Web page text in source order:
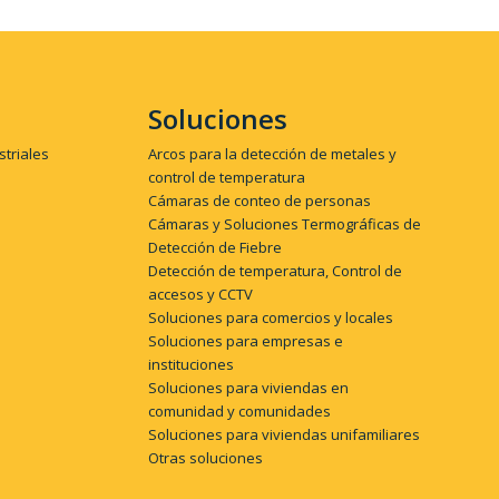
Soluciones
Arcos para la detección de metales y
control de temperatura
Cámaras de conteo de personas
Cámaras y Soluciones Termográficas de
Detección de Fiebre
Detección de temperatura, Control de
accesos y CCTV
Soluciones para comercios y locales
Soluciones para empresas e
instituciones
Soluciones para viviendas en
comunidad y comunidades
Soluciones para viviendas unifamiliares
Otras soluciones